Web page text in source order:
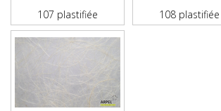
107 plastifiée 108 plastifiée